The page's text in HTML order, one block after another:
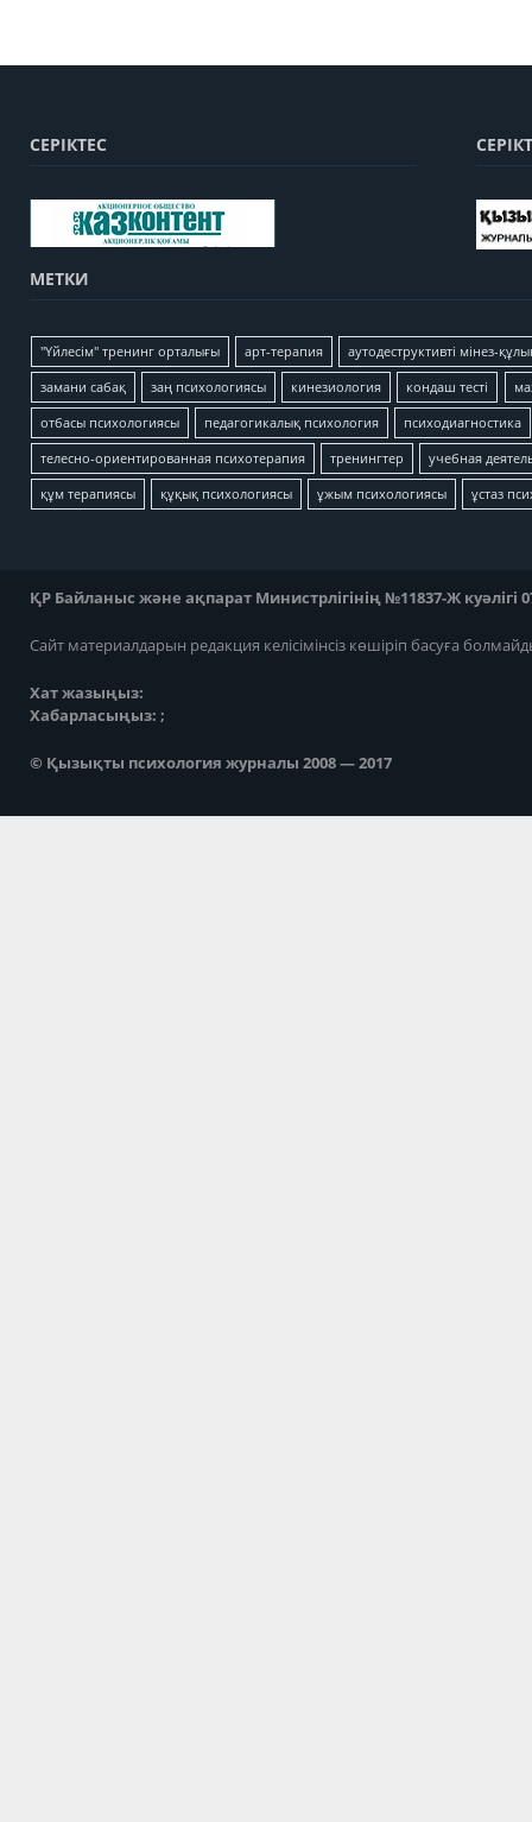
СЕРІКТЕС
МЕТКИ
"Үйлесім" тренинг орталығы арт-терапия аутодеструктивті мінез-
замани сабақ заң психологиясы кинезиология кондаш тесті
отбасы психологиясы педагогикалық психология психодиагностика
телесно-ориентированная психотерапия тренингтер учебная
құм терапиясы құқық психологиясы ұжым психологиясы ұстаз
ҚР Байланыс және ақпарат Министрлігінің №11837-Ж куәлігі
Сайт материалдарын редакция келісімінсіз көшіріп басуға
Хат жазыңыз:
Хабарласыңыз: ;
© Қызықты психология журналы 2008 — 2017